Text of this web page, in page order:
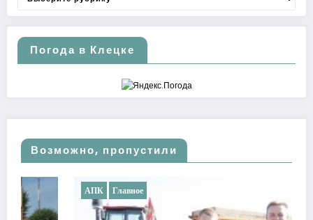
Погода в Клецке
Возможно, пропустили
АПК Главное